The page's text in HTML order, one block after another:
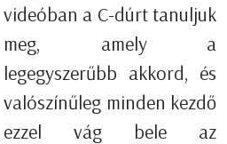
videóban a C-dúrt tanuljuk
meg, amely a
legegyszerűbb akkord, és
valószínűleg minden kezdő
ezzel vág bele az